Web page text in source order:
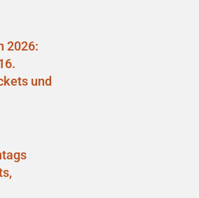
2026:
und